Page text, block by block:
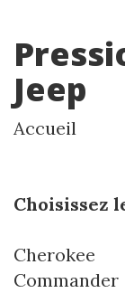
Jeep
Accueil
Choisissez
Cherokee
Commander